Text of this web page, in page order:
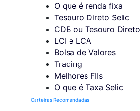
O que é renda fixa
Tesouro Direto Selic
CDB ou Tesouro Direto
LCI e LCA
Bolsa de Valores
Trading
Melhores FIIs
O que é Taxa Selic
Carteiras Recomendadas